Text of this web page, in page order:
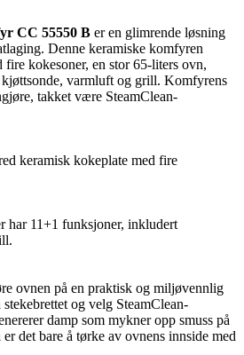
CC 55550 B er en glimrende løsning
Denne keramiske komfyren
fire kokesoner, en stor 65-liters ovn,
varmluft og grill. Komfyrens
takket være SteamClean-
keramisk kokeplate med fire
har 11+1 funksjoner, inkludert
ovnen på en praktisk og miljøvennlig
og velg SteamClean-
damp som mykner opp smuss på
det bare å tørke av ovnens innside med